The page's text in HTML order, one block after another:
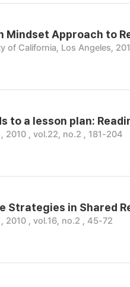
Mindset Approach to
of California, Los Angeles,
to a lesson plan:
2010 , vol.22, no.2 , 181-204
Strategies in Shared
2010 , vol.16, no.2 , 45-72